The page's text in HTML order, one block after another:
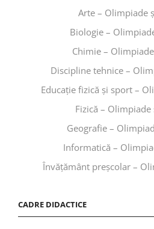
Arte – Olimpiade
Biologie –
Chimie –
Discipline tehnice –
Educaţie fizică şi sport –
Fizică –
Geografie –
Informatică –
Învăţământ preşcolar –
CADRE DIDACTICE